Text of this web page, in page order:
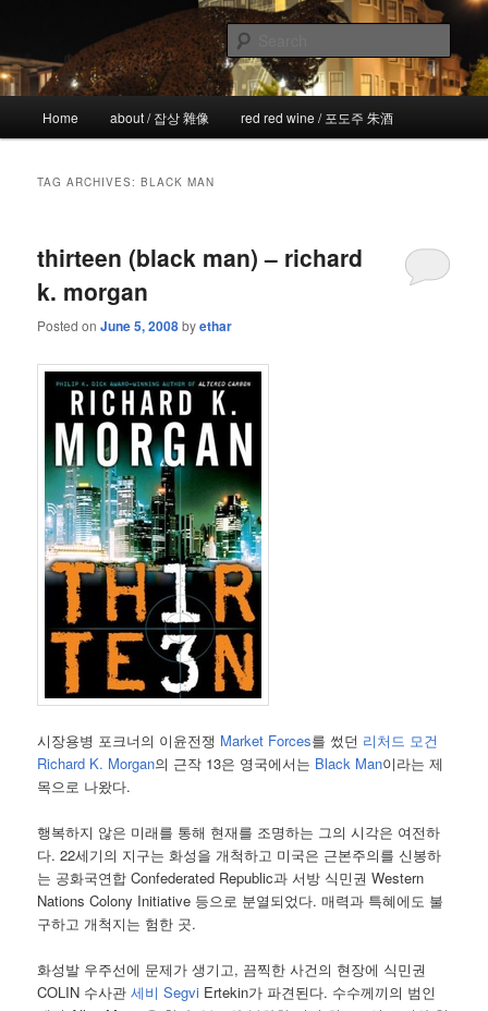
primary
content
secondary
content!wicked
the more I see the less I know
Home about / 잡상 雜像 red red wine / 포도주 朱酒
TAG ARCHIVES:BLACK MAN
thirteen (black man) – richard
k. morgan
Posted onJune 5, 2008byethar
시장용병 포크너의 이윤전쟁 Market Forces를 썼던 리처드 모건
Richard K. Morgan의 근작 13은 영국에서는 Black Man이라는 제
목으로 나왔다.
행복하지 않은 미래를 통해 현재를 조명하는 그의 시각은 여전하
다. 22세기의 지구는 화성을 개척하고 미국은 근본주의를 신봉하
는 공화국연합 Confederated Republic과 서방 식민권 Western
Nations Colony Initiative 등으로 분열되었다. 매력과 특혜에도 불
구하고 개척지는 험한 곳.
화성발 우주선에 문제가 생기고, 끔찍한 사건의 현장에 식민권
COLIN 수사관세비 Segvi Ertekin가 파견된다. 수수께끼의 범인